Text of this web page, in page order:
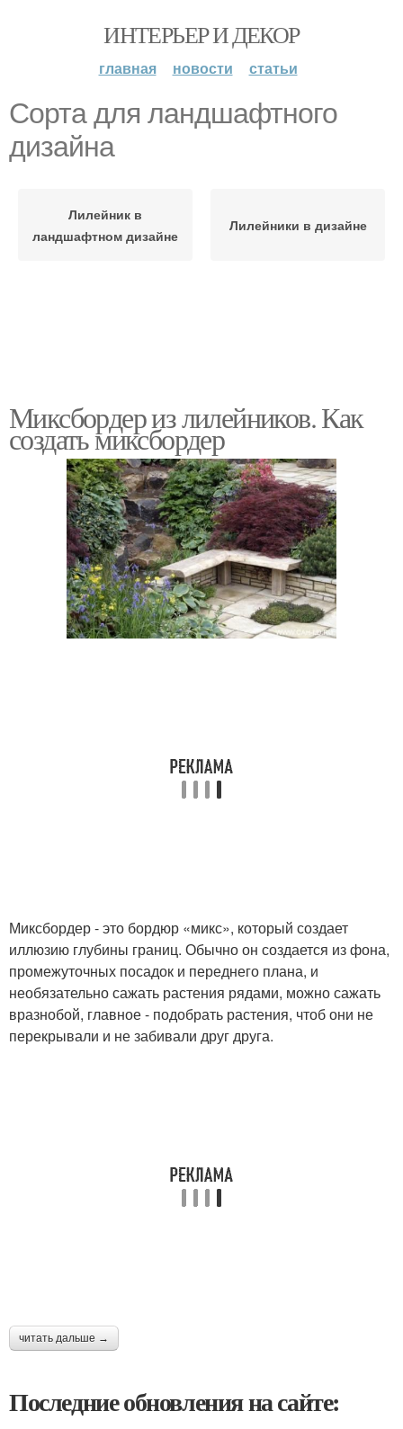
ИНТЕРЬЕР И ДЕКОР
главная новости статьи
Сорта для ландшафтного
дизайна
Лилейник в
ландшафтном дизайне
Лилейники в дизайне
Миксбордер из лилейников. Как
создать миксбордер
Миксбордер - это бордюр «микс», который создает
иллюзию глубины границ. Обычно он создается из фона,
промежуточных посадок и переднего плана, и
необязательно сажать растения рядами, можно сажать
вразнобой, главное - подобрать растения, чтоб они не
перекрывали и не забивали друг друга.
читать дальше →
Последние обновления на сайте: